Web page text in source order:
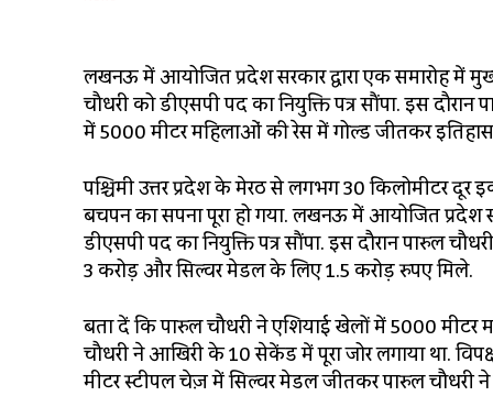
लखनऊ में आयोजित प्रदेश सरकार द्वारा एक समारोह में
चौधरी को डीएसपी पद का नियुक्ति पत्र सौंपा. इस
में 5000 मीटर महिलाओं की रेस में गोल्ड जीतकर इतिहास
पश्चिमी उत्तर प्रदेश के मेरठ से लगभग 30 किलोमीटर दूर
बचपन का सपना पूरा हो गया. लखनऊ में आयोजित प्रदेश
डीएसपी पद का नियुक्ति पत्र सौंपा. इस दौरान पारुल
3 करोड़ और सिल्वर मेडल के लिए 1.5 करोड़ रुपए मिले.
बता दें कि पारुल चौधरी ने एशियाई खेलों में 5000 मीटर
चौधरी ने आखिरी के 10 सेकेंड में पूरा जोर लगाया था.
मीटर स्टीपल चेज़ में सिल्वर मेडल जीतकर पारुल चौधरी ने